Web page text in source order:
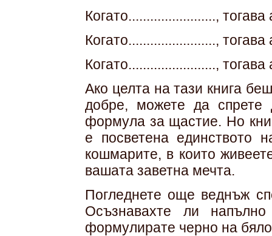
Когато........................,
Когато........................,
Когато........................,
Ако целта на тази книга
добре, можете да спрете
формула за щастие. Но
е посветена единството
кошмарите, в които
вашата заветна мечта.
Погледнете още веднъж
Осъзнавахте ли
формулирате черно на